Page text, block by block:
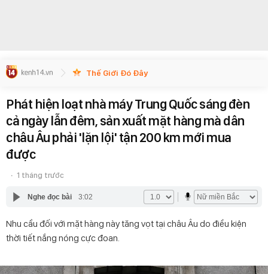
Thế Giới Đó Đây
Phát hiện loạt nhà máy Trung Quốc sáng đèn
cả ngày lẫn đêm, sản xuất mặt hàng mà dân
châu Âu phải 'lặn lội' tận 200 km mới mua
được
1 tháng trước
Nghe đọc bài 3:02
Nhu cầu đối với mặt hàng này tăng vọt tại châu Âu do điều kiện
thời tiết nắng nóng cực đoan.